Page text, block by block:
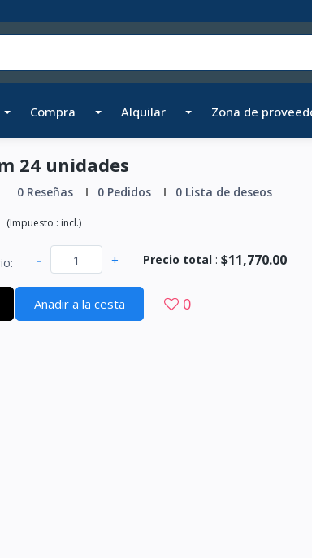
Compra Alquilar Zona de
24 unidades
0 Reseñas 0 Pedidos 0 Lista de deseos
(Impuesto : incl.)
- + Precio total: $11,770.00
Añadir a la cesta 0